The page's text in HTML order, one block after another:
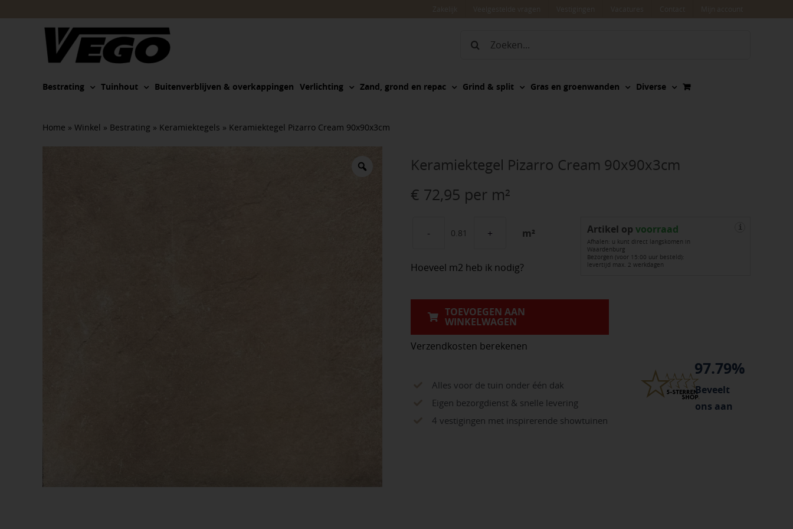
Zoeken
Bestrating Tuinhout Buitenverblijven & overkappingen Verlichting Zand, grond en repac Grind & split Gras en groenwanden Diverse
Home » Winkel » Bestrating » Keramiektegels » Keramiektegel Pizarro Cream 90x90x3cm
Keramiektegel Pizarro Cream 90x90x3cm
€ 72,95 per m²
Keramiektegel
Cream
aantal
m² Artikel op voorraad
Afhalen: u kunt direct langskomen in
Waardenburg
Bezorgen (voor 15:00 uur besteld):
levertijd max. 2 werkdagen
i
Hoeveel m2 heb ik nodig?
TOEVOEGEN AAN
WINKELWAGEN
Verzendkosten berekenen
Alles voor de tuin onder één dak
Eigen bezorgdienst & snelle levering
4 vestigingen met inspirerende showtuinen
97.79%
Beveelt
ons aan